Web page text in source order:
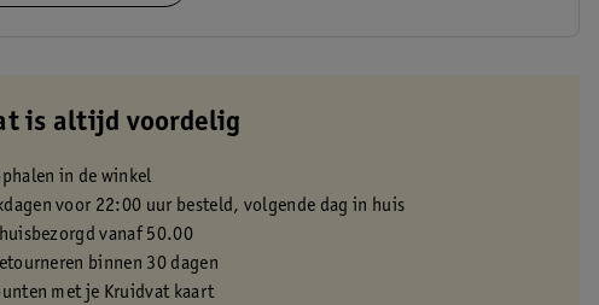
is altijd voordelig
in de winkel
voor 22:00 uur besteld, volgende dag in huis
vanaf 50.00
binnen 30 dagen
met je Kruidvat kaart